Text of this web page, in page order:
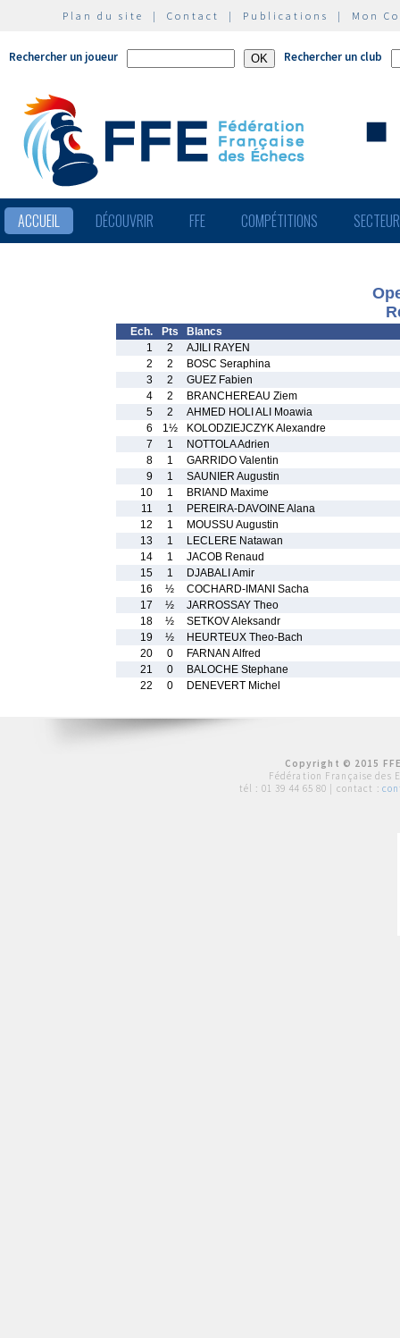
Plan du site | Contact | Publications | Mon
Rechercher un joueur Rechercher un club
ACCUEIL DÉCOUVRIR FFE COMPÉTITIONS
Ech. Pts
Blancs
1
2
AJILI RAYEN
2
2
BOSC Seraphina
3
2
GUEZ Fabien
4
2
BRANCHEREAU Ziem
5
2
AHMED HOLI ALI Moawia
6
1½
KOLODZIEJCZYK Alexandre
7
1
NOTTOLA Adrien
8
1
GARRIDO Valentin
9
1
SAUNIER Augustin
10
1
BRIAND Maxime
11
1
PEREIRA-DAVOINE Alana
12
1
MOUSSU Augustin
13
1
LECLERE Natawan
14
1
JACOB Renaud
15
1
DJABALI Amir
16
½
COCHARD-IMANI Sacha
17
½
JARROSSAY Theo
18
½
SETKOV Aleksandr
19
½
HEURTEUX Theo-Bach
20
0
FARNAN Alfred
21
0
BALOCHE Stephane
22
0 DENEVERT Michel
Copyright © 2015
Fédération Française des
tél : 01 39 44 65 80 | contact :